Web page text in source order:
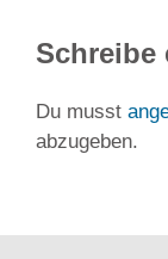
Schreibe
Du musst
abzugeben.